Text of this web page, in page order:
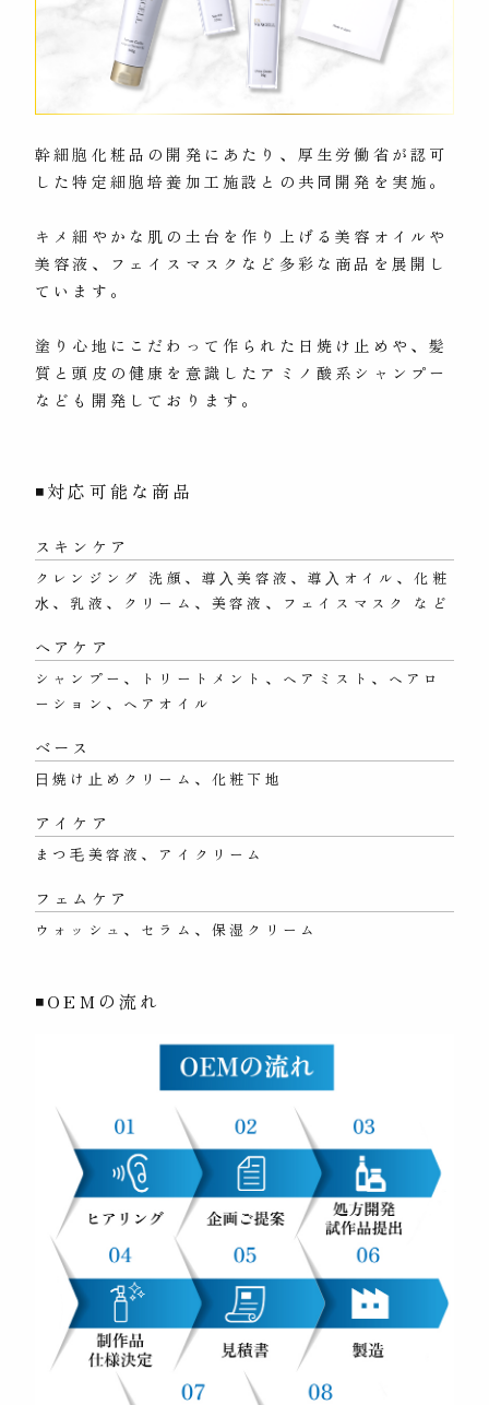
幹細胞化粧品の開発にあたり、厚生労働省が認可
した特定細胞培養加工施設との共同開発を実施。
キメ細やかな肌の土台を作り上げる美容オイルや
美容液、フェイスマスクなど多彩な商品を展開し
ています。
塗り心地にこだわって作られた日焼け止めや、髪
質と頭皮の健康を意識したアミノ酸系シャンプー
なども開発しております。
◾対応可能な商品
スキンケア
クレンジング 洗顔、導⼊美容液、導⼊オイル、化粧
⽔、乳液、クリーム、美容液、フェイスマスク など
ヘアケア
シャンプー、トリートメント、ヘアミスト、ヘアロ
ーション、ヘアオイル
ベース
⽇焼け⽌めクリーム、化粧下地
アイケア
まつ⽑美容液、アイクリーム
フェムケア
ウォッシュ、セラム、保湿クリーム
◾OEMの流れ